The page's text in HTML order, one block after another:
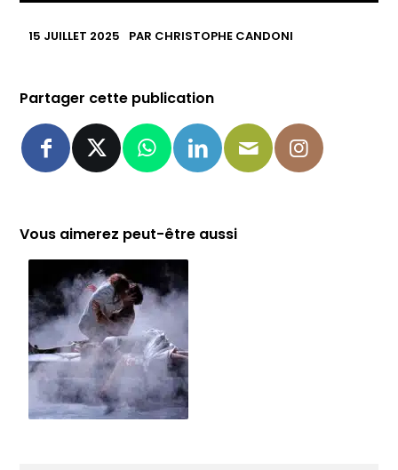
15 JUILLET 2025 PAR CHRISTOPHE CANDONI
Partager cette publication
Vous aimerez peut-être aussi